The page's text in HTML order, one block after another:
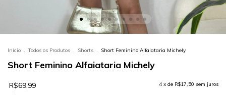
Início . Todos os Produtos . Shorts . Short Feminino Alfaiataria Michely
Short Feminino Alfaiataria Michely
R$69,99 4 x de R$17,50 sem juros